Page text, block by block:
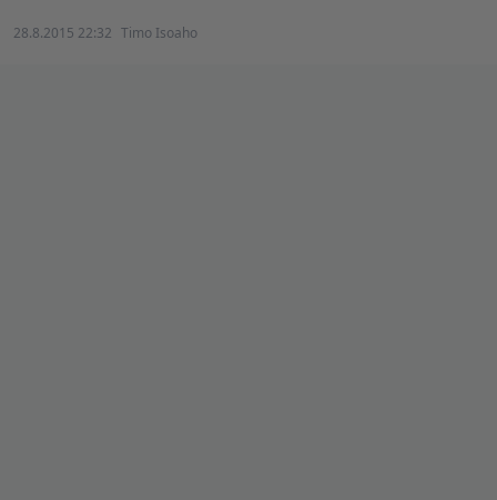
28.8.2015 22:32 Timo Isoaho